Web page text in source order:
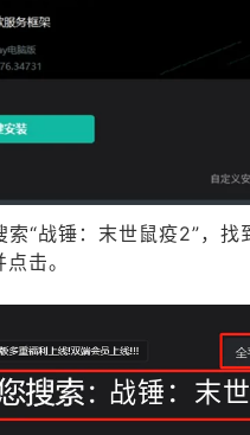
“战锤：末世鼠疫2”，
击。
战锤：末